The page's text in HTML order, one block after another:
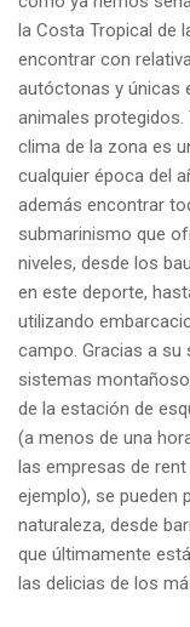
la Costa Tropical de
encontrar con
autóctonas y únicas
animales protegidos.
clima de la zona es
cualquier época del
además encontrar
submarinismo que
niveles, desde los
en este deporte,
utilizando
campo. Gracias a su
sistemas
de la estación de
(a menos de una
las empresas de
ejemplo), se pueden
naturaleza, desde
que últimamente
las delicias de los